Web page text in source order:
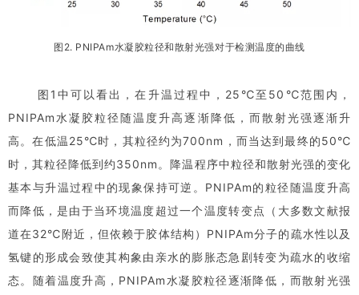
图2. PNIPAm水凝胶粒径和散射光强对于检测温度的曲线
图1中可以看出，在升温过程中，25℃至50℃范围内，
PNIPAm水凝胶粒径随温度升高逐渐降低，而散射光强逐渐升
高。在低温25℃时，其粒径约为700nm，而当达到最终的50℃
时，其粒径降低到约350nm。降温程序中粒径和散射光强的变化
基本与升温过程中的现象保持可逆。PNIPAm的粒径随温度升高
而降低，是由于当环境温度超过一个温度转变点（大多数文献报
道在32℃附近，但依赖于胶体结构）PNIPAm分子的疏水性以及
氢键的形成会致使其构象由亲水的膨胀态急剧转变为疏水的收缩
态。随着温度升高，PNIPAm水凝胶粒径逐渐降低，而散射光强